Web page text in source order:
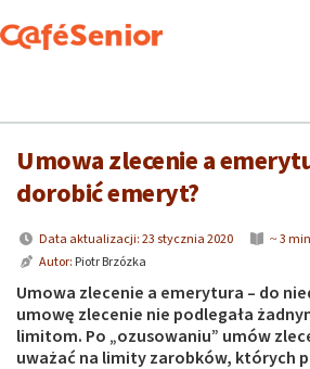
Umowa zlecenie a
dorobić emeryt?
Data aktualizacji: 23 stycznia 2020
~ 3
Autor: Piotr Brzózka
Umowa zlecenie a emerytura – do
umowę zlecenie nie podlegała
limitom. Po „ozusowaniu” umów
uważać na limity zarobków, których